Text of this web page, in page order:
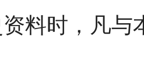
料时，凡与